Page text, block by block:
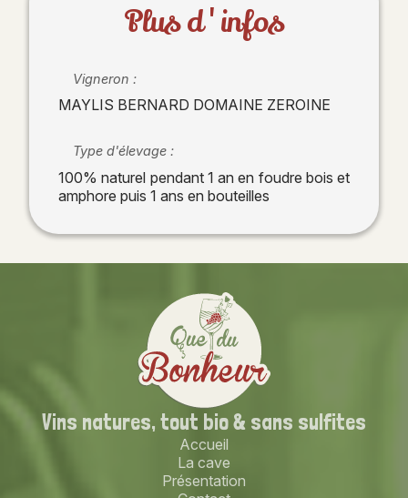
Plus d'infos
Vigneron :
MAYLIS BERNARD DOMAINE ZEROINE
Type d'élevage :
100% naturel pendant 1 an en foudre bois et
amphore puis 1 ans en bouteilles
Vins natures, tout bio& sans sulfites
Accueil
La cave
Présentation